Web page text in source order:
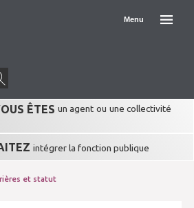
Menu
ÊTES un agent ou une collectivité
intégrer la fonction publique
et statut